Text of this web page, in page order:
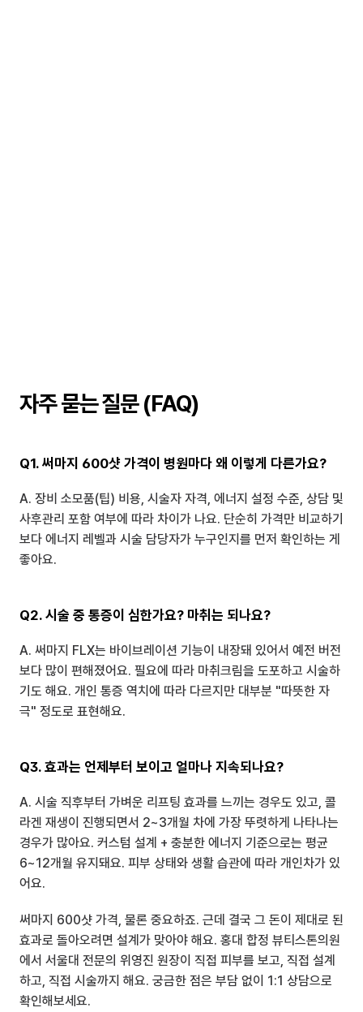
자주 묻는 질문 (FAQ)
Q1. 써마지 600샷 가격이 병원마다 왜 이렇게 다른가요?
A. 장비 소모품(팁) 비용, 시술자 자격, 에너지 설정 수준, 상담 및
사후관리 포함 여부에 따라 차이가 나요. 단순히 가격만 비교하기
보다 에너지 레벨과 시술 담당자가 누구인지를 먼저 확인하는 게
좋아요.
Q2. 시술 중 통증이 심한가요? 마취는 되나요?
A. 써마지 FLX는 바이브레이션 기능이 내장돼 있어서 예전 버전
보다 많이 편해졌어요. 필요에 따라 마취크림을 도포하고 시술하
기도 해요. 개인 통증 역치에 따라 다르지만 대부분 "따뜻한 자
극" 정도로 표현해요.
Q3. 효과는 언제부터 보이고 얼마나 지속되나요?
A. 시술 직후부터 가벼운 리프팅 효과를 느끼는 경우도 있고, 콜
라겐 재생이 진행되면서 2~3개월 차에 가장 뚜렷하게 나타나는
경우가 많아요. 커스텀 설계 + 충분한 에너지 기준으로는 평균
6~12개월 유지돼요. 피부 상태와 생활 습관에 따라 개인차가 있
어요.
써마지 600샷 가격, 물론 중요하죠. 근데 결국 그 돈이 제대로 된
효과로 돌아오려면 설계가 맞아야 해요. 홍대 합정 뷰티스톤의원
에서 서울대 전문의 위영진 원장이 직접 피부를 보고, 직접 설계
하고, 직접 시술까지 해요. 궁금한 점은 부담 없이 1:1 상담으로
확인해보세요.